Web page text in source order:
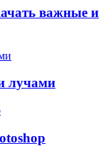
важные и
лучами